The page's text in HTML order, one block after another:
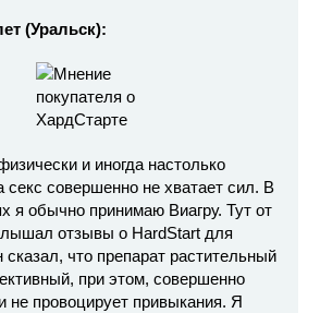
(Уральск):
и иногда настолько
секс совершенно не хватает сил. В
я обычно принимаю Виагру. Тут от
отзывы о HardStart для
сказал, что препарат растительный
при этом, совершенно
не провоцирует привыкания. Я